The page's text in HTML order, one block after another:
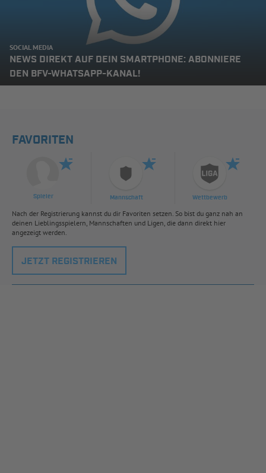
SOCIAL MEDIA
NEWS DIREKT AUF DEIN SMARTPHONE: ABONNIERE
DEN BFV-WHATSAPP-KANAL!
FAVORITEN
Spieler Mannschaft Wettbewerb
Nach der Registrierung kannst du dir Favoriten setzen. So bist du ganz nah an
deinen Lieblingsspielern, Mannschaften und Ligen, die dann direkt hier
angezeigt werden.
JETZT REGISTRIEREN